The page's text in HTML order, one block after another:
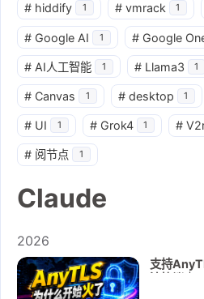
# hiddify 1 # vmrack 1
# Google AI 1 # Google
# AI人工智能 1 # Llama3 1
# Canvas 1 # desktop 1
# UI 1 # Grok4 1 #
# 阅节点 1
Claude
2026
支持